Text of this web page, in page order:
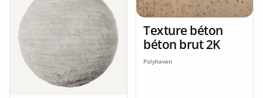
Texture béton
béton brut 2K
Polyhaven